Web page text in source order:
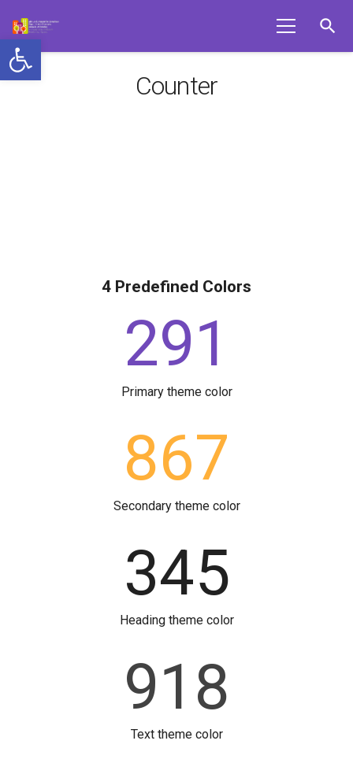
Ανοίξτε τη γραμμή εργαλείων
search
Counter
4 Predefined Colors
291
Primary theme color
867
Secondary theme color
345
Heading theme color
918
Text theme color